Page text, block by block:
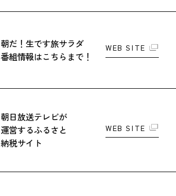
朝だ！生です旅サラダ
番組情報はこちらまで！
WEB SITE
朝日放送テレビが
運営するふるさと
納税サイト
WEB SITE